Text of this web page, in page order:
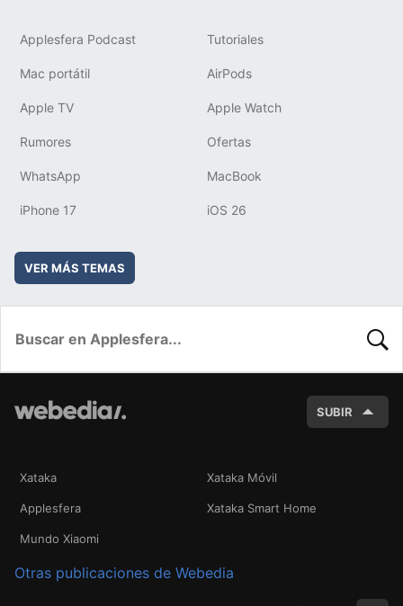
Applesfera Podcast Tutoriales
Mac portátil AirPods
Apple TV Apple Watch
Rumores Ofertas
WhatsApp MacBook
iPhone 17 iOS 26
VER MÁS TEMAS
SUBIR
Xataka Xataka Móvil
Applesfera Xataka Smart Home
Mundo Xiaomi
Otras publicaciones de Webedia